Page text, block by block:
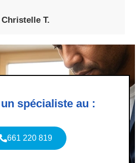
Christelle T.
spécialiste au :
661 220 819